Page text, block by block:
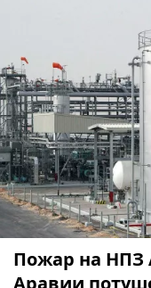
Пожар на НПЗ